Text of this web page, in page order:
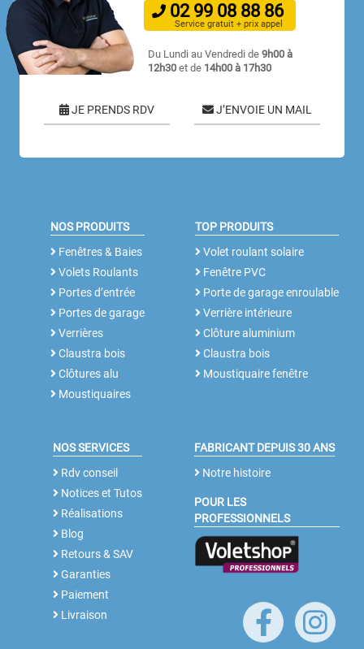
02 99 08 88 86
Service gratuit + prix appel
Du Lundi au Vendredi de9h00 à
12h30 et de 14h00 à 17h30
JE PRENDS RDV J’ENVOIE UN MAIL
NOS PRODUITS
Fenêtres & Baies
Volets Roulants
Portes d’entrée
Portes de garage
Verrières
Claustra bois
Clôtures alu
Moustiquaires
TOP PRODUITS
Volet roulant solaire
Fenêtre PVC
Porte de garage enroulable
Verrière intérieure
Clôture aluminium
Claustra bois
Moustiquaire fenêtre
NOS SERVICES
Rdv conseil
Notices et Tutos
Réalisations
Blog
Retours & SAV
Garanties
Paiement
Livraison
FABRICANT DEPUIS 30 ANS
Notre histoire
POUR LES
PROFESSIONNELS